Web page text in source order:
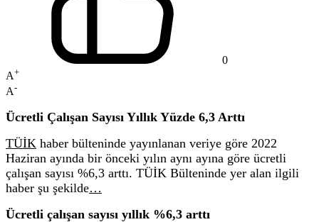
0
A+
A-
Ücretli Çalışan Sayısı Yıllık Yüzde 6,3 Arttı
TÜİK haber bülteninde yayınlanan veriye göre 2022
Haziran ayında bir önceki yılın aynı ayına göre ücretli
çalışan sayısı %6,3 arttı. TÜİK Bülteninde yer alan ilgili
haber şu şekilde…
Ücretli çalışan sayısı yıllık %6,3 arttı